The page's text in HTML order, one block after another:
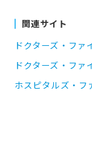
関連サイト
ドクターズ・ファ
ドクターズ・ファ
ホスピタルズ・フ